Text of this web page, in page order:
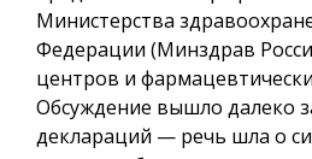
Министерства
Федерации (Минздрав
центров и
Обсуждение вышло далеко
деклараций — речь шла о